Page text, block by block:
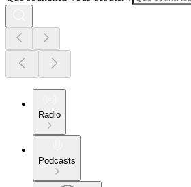
Radio
Podcasts